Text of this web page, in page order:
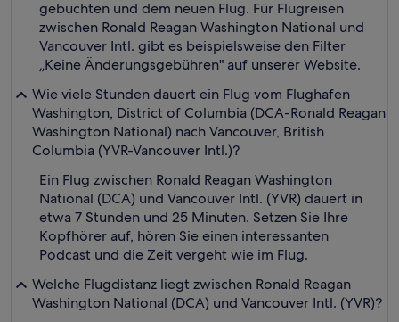
gebuchten und dem neuen Flug. Für Flugreisen
zwischen Ronald Reagan Washington National und
Vancouver Intl. gibt es beispielsweise den Filter
„Keine Änderungsgebühren" auf unserer Website.
Wie viele Stunden dauert ein Flug vom Flughafen
Washington, District of Columbia (DCA-Ronald Reagan
Washington National) nach Vancouver, British
Columbia (YVR-Vancouver Intl.)?
Ein Flug zwischen Ronald Reagan Washington
National (DCA) und Vancouver Intl. (YVR) dauert in
etwa 7 Stunden und 25 Minuten. Setzen Sie Ihre
Kopfhörer auf, hören Sie einen interessanten
Podcast und die Zeit vergeht wie im Flug.
Welche Flugdistanz liegt zwischen Ronald Reagan
Washington National (DCA) und Vancouver Intl. (YVR)?